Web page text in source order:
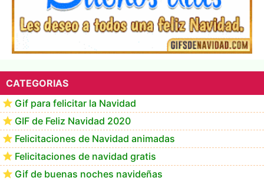
Los mejores GIF de buenos días navideños
CATEGORIAS
Gif para felicitar la Navidad
GIF de Feliz Navidad 2020
Felicitaciones de Navidad animadas
Felicitaciones de navidad gratis
Gif de buenas noches navideñas